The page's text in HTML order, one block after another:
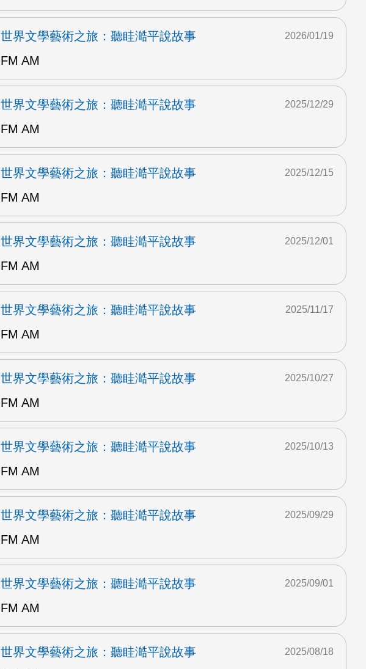
世界文學藝術之旅：聽眭澔平說故事
FM AM
2026/01/19
世界文學藝術之旅：聽眭澔平說故事
FM AM
2025/12/29
世界文學藝術之旅：聽眭澔平說故事
FM AM
2025/12/15
世界文學藝術之旅：聽眭澔平說故事
FM AM
2025/12/01
世界文學藝術之旅：聽眭澔平說故事
FM AM
2025/11/17
世界文學藝術之旅：聽眭澔平說故事
FM AM
2025/10/27
世界文學藝術之旅：聽眭澔平說故事
FM AM
2025/10/13
世界文學藝術之旅：聽眭澔平說故事
FM AM
2025/09/29
世界文學藝術之旅：聽眭澔平說故事
FM AM
2025/09/01
世界文學藝術之旅：聽眭澔平說故事
2025/08/18